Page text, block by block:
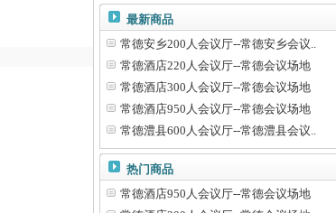
最新商品
常德安乡200人会议厅--常德安乡会议..
常德酒店220人会议厅--常德会议场地
常德酒店300人会议厅--常德会议场地
常德酒店950人会议厅--常德会议场地
常德澧县600人会议厅--常德澧县会议..
热门商品
常德酒店950人会议厅--常德会议场地